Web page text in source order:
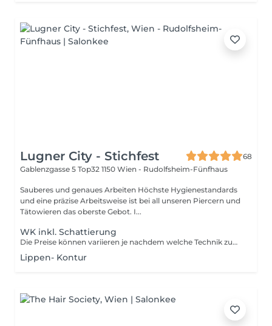
Lugner City - Stichfest
68
Gablenzgasse 5 Top32 1150 Wien - Rudolfsheim-Fünfhaus
Sauberes und genaues Arbeiten Höchste Hygienestandards
und eine präzise Arbeitsweise ist bei all unseren Piercern und
Tätowieren das oberste Gebot. I...
WK inkl. Schattierung
Die Preise können variieren je nachdem welche Technik zum Einsatz kommt und ob ein altes PMU vorhanden ist. Ein persönliches Beratungsgespräch wird deshalb immer empfohlen.
Lippen- Kontur